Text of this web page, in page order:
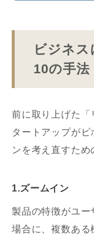
ビジネ
10の手法
前に取り上げた「
タートアップが
ンを考え直すため
1.ズームイン
製品の特徴がユー
場合に、複数ある